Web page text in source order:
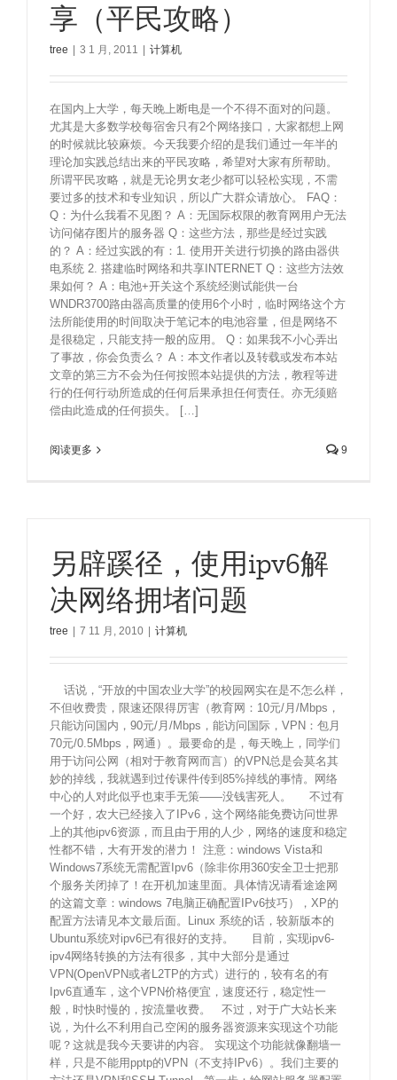
享（平民攻略）
tree 3 1 月, 2011 计算机
在国内上大学，每天晚上断电是一个不得不面对的问题。
尤其是大多数学校每宿舍只有2个网络接口，大家都想上网
的时候就比较麻烦。今天我要介绍的是我们通过一年半的
理论加实践总结出来的平民攻略，希望对大家有所帮助。
所谓平民攻略，就是无论男女老少都可以轻松实现，不需
要过多的技术和专业知识，所以广大群众请放心。 FAQ：
Q：为什么我看不见图？ A：无国际权限的教育网用户无法
访问储存图片的服务器 Q：这些方法，那些是经过实践
的？ A：经过实践的有：1. 使用开关进行切换的路由器供
电系统 2. 搭建临时网络和共享INTERNET Q：这些方法效
果如何？ A：电池+开关这个系统经测试能供一台
WNDR3700路由器高质量的使用6个小时，临时网络这个方
法所能使用的时间取决于笔记本的电池容量，但是网络不
是很稳定，只能支持一般的应用。 Q：如果我不小心弄出
了事故，你会负责么？ A：本文作者以及转载或发布本站
文章的第三方不会为任何按照本站提供的方法，教程等进
行的任何行动所造成的任何后果承担任何责任。亦无须赔
偿由此造成的任何损失。 […]
阅读更多 9
另辟蹊径，使用ipv6解
决网络拥堵问题
tree 7 11 月, 2010 计算机
话说，“开放的中国农业大学”的校园网实在是不怎么样，
不但收费贵，限速还限得厉害（教育网：10元/月/Mbps，
只能访问国内，90元/月/Mbps，能访问国际，VPN：包月
70元/0.5Mbps，网通）。最要命的是，每天晚上，同学们
用于访问公网（相对于教育网而言）的VPN总是会莫名其
妙的掉线，我就遇到过传课件传到85%掉线的事情。网络
中心的人对此似乎也束手无策——没钱害死人。 不过有
一个好，农大已经接入了IPv6，这个网络能免费访问世界
上的其他ipv6资源，而且由于用的人少，网络的速度和稳定
性都不错，大有开发的潜力！ 注意：windows Vista和
Windows7系统无需配置Ipv6（除非你用360安全卫士把那
个服务关闭掉了！在开机加速里面。具体情况请看途途网
的这篇文章：windows 7电脑正确配置IPv6技巧），XP的
配置方法请见本文最后面。Linux 系统的话，较新版本的
Ubuntu系统对ipv6已有很好的支持。 目前，实现ipv6-
ipv4网络转换的方法有很多，其中大部分是通过
VPN(OpenVPN或者L2TP的方式）进行的，较有名的有
Ipv6直通车，这个VPN价格便宜，速度还行，稳定性一
般，时快时慢的，按流量收费。 不过，对于广大站长来
说，为什么不利用自己空闲的服务器资源来实现这个功能
呢？这就是我今天要讲的内容。 实现这个功能就像翻墙一
样，只是不能用pptp的VPN（不支持IPv6）。我们主要的